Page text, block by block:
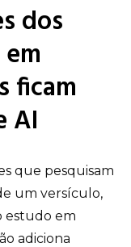
dos
ficam
AI
que pesquisam
um versículo,
estudo em
adiciona